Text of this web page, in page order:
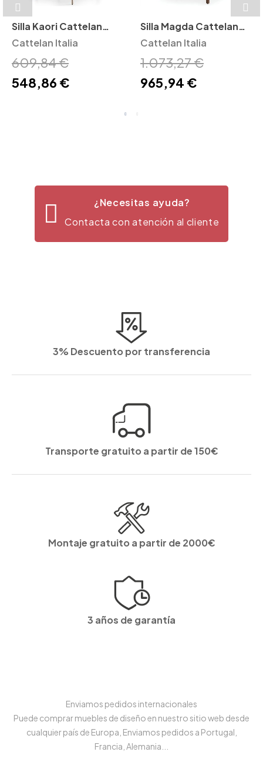
Silla Kaori Cattelan
Italia
Cattelan Italia
609,84 €
548,86 €
Silla Magda Cattelan
Italia
Cattelan Italia
1.073,27 €
965,94 €
¿Necesitas ayuda?
Contacta con atención al cliente
3% Descuento por transferencia
Transporte gratuito a partir de 150€
Montaje gratuito a partir de 2000€
3 años de garantía
Enviamos pedidos internacionales
Puede comprar muebles de diseño en nuestro sitio web desde
cualquier país de Europa, Enviamos pedidos a Portugal,
Francia, Alemania...